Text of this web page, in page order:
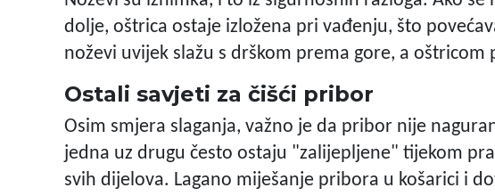
dolje, oštrica ostaje izložena pri vađenju, što
noževi uvijek slažu s drškom prema gore, a oštricom
Ostali savjeti za čišći pribor
Osim smjera slaganja, važno je da pribor nije
jedna uz drugu često ostaju "zalijepljene" tijekom
svih dijelova. Lagano miješanje pribora u košarici i